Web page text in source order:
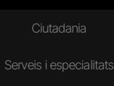
Ciutadania
Serveis i especialitats